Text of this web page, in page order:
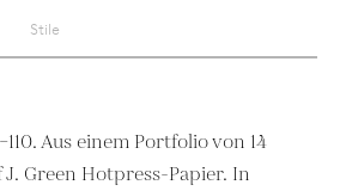
Stile
Aus einem Portfolio von 14
Green Hotpress-Papier. In